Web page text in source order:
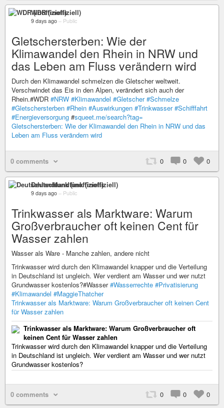
WDR (inoffiziell)
9 days ago – Public
Gletschersterben: Wie der
Klimawandel den Rhein in NRW und
das Leben am Fluss verändern wird
Durch den Klimawandel schmelzen die Gletscher weltweit.
Verschwindet das Eis in den Alpen, verändert sich auch der
Rhein.#WDR #NRW #Klimawandel #Gletscher #Schmelze
#Gletschersterben #Rhein #Auswirkungen #Trinkwasser #Schifffahrt
#Energieversorgung #squeet.me/search?tag=
Gletschersterben: Wie der Klimawandel den Rhein in NRW und das
Leben am Fluss verändern wird
0 comments 0 0 0
Deutschlandfunk (inoffiziell)
9 days ago – Public
Trinkwasser als Marktware: Warum
Großverbraucher oft keinen Cent für
Wasser zahlen
Wasser als Ware - Manche zahlen, andere nicht
Trinkwasser wird durch den Klimawandel knapper und die Verteilung
in Deutschland ist ungleich. Wer verdient am Wasser und wer nutzt
Grundwasser kostenlos?#Wasser#Wasserrechte #Privatisierung
#Klimawandel #MaggieThatcher
Trinkwasser als Marktware: Warum Großverbraucher oft keinen Cent
für Wasser zahlen
Trinkwasser als Marktware: Warum Großverbraucher oft
keinen Cent für Wasser zahlen
Trinkwasser wird durch den Klimawandel knapper und die Verteilung
in Deutschland ist ungleich. Wer verdient am Wasser und wer nutzt
Grundwasser kostenlos?
0 comments 0 0 0